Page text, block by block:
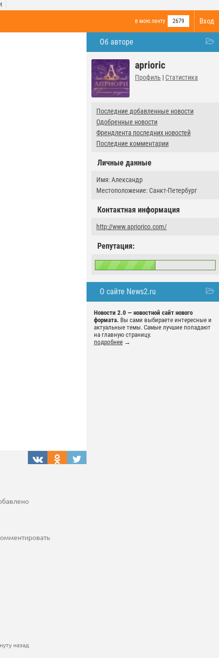
Вход
в мою ленту 2679
Об авторе
aprioric
Профиль | Статистика
Последние добавленные новости
Одобренные новости
Френдлента последних новостей
Последние комментарии
Личные данные
Имя: Александр
Местоположение: Санкт-Петербург
Контактная информация
http://www.apriorico.com/
Репутация:
О сайте News2.ru
Новости 2.0 — новостной сайт нового
формата. Вы сами выбираете интересные и
актуальные темы. Самые лучшие попадают
на главную страницу.
подробнее →
назад